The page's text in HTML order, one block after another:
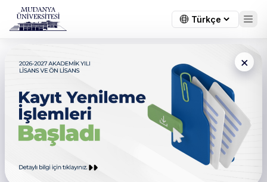
×
Kurumsal İletişim Direktörlüğü